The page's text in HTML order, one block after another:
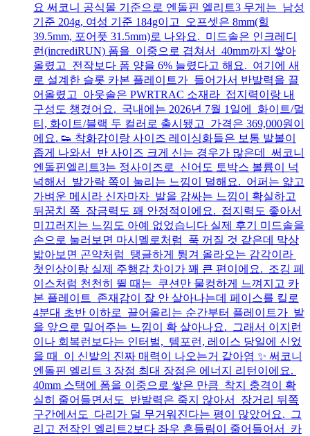
요 써코니 공식몰 기준으로 엔돌핀 엘리트3 무게는 남성
기준 204g, 여성 기준 184g이고 오프셋은 8mm(힐
39.5mm, 포어풋 31.5mm)로 나와요. 미드솔은 인크레디
런(incrediRUN) 폼을 이중으로 겹쳐서 40mm까지 쌓아
올렸고 전작보다 폼 양을 6% 늘렸다고 해요. 여기에 새
로 설계한 슬롯 카본 플레이트가 들어가서 반발력을 끌
어올렸고 아웃솔은 PWRTRAC 소재라 접지력이랑 내
구성도 챙겼어요. 국내에는 2026년 7월 1일에 화이트/멀
티, 화이트/블랙 두 컬러로 출시됐고 가격은 369,000원이
에요. 👟 착화감이랑 사이즈 레이싱화들은 보통 발볼이
좁게 나와서 반 사이즈 크게 신는 경우가 많은데 써코니
엔돌핀엘리트3는 정사이즈로 신어도 토박스 볼륨이 넉
넉해서 발가락 쪽이 눌리는 느낌이 덜해요. 어퍼는 얇고
가벼운 메시라 신자마자 발을 감싸는 느낌이 확실하고
뒤꿈치 쪽 잠금력도 꽤 안정적이에요. 접지력도 좋아서
미끄러지는 느낌도 아예 없었습니다 실제 후기 미드솔을
손으로 눌러보면 마시멜로처럼 푹 꺼질 것 같은데 막상
밟아보면 곤약처럼 탱글하게 튕겨 올라오는 감각이라
첫인상이랑 실제 주행감 차이가 꽤 큰 편이에요. 조깅 페
이스처럼 천천히 뛸 때는 쿠션만 물컹하게 느껴지고 카
본 플레이트 존재감이 잘 안 살아나는데 페이스를 킬로
4분대 초반 이하로 끌어올리는 순간부터 플레이트가 발
을 앞으로 밀어주는 느낌이 확 살아나요. 그래서 이지런
이나 회복런보다는 인터벌, 템포런, 레이스 당일에 신었
을 때 이 신발의 진짜 매력이 나오는거 같아염 ✨ 써코니
엔돌핀 엘리트 3 장점 최대 장점은 에너지 리턴이에요.
40mm 스택에 폼을 이중으로 쌓은 만큼 착지 충격이 확
실히 줄어들면서도 반발력은 죽지 않아서 장거리 뒤쪽
구간에서도 다리가 덜 무거워진다는 평이 많았어요. 그
리고 전작인 엘리트2보다 좌우 흔들림이 줄어들어서 카